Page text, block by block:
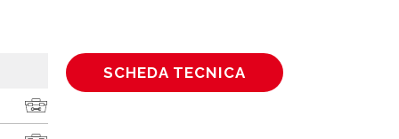
SCHEDA TECNICA